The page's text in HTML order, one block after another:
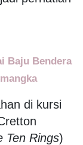
Baju Bendera
di kursi
Ten Rings)